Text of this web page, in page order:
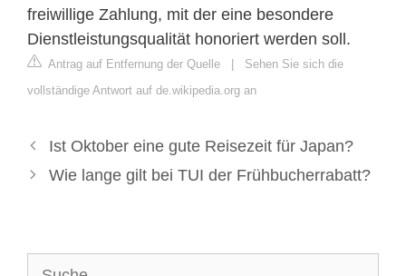
freiwillige Zahlung, mit der eine besondere
Dienstleistungsqualität honoriert werden soll.
Antrag auf Entfernung der Quelle | Sehen Sie sich die
vollständige Antwort auf de.wikipedia.org an
Ist Oktober eine gute Reisezeit für Japan?
Wie lange gilt bei TUI der Frühbucherrabatt?